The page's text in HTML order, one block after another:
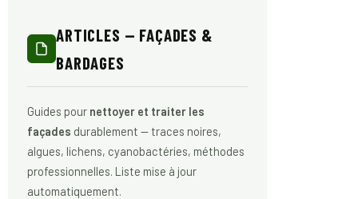
ARTICLES — FAÇADES &
BARDAGES
Guides pour nettoyer et traiter les
façades durablement — traces noires,
algues, lichens, cyanobactéries, méthodes
professionnelles. Liste mise à jour
automatiquement.